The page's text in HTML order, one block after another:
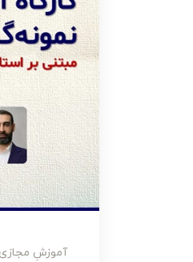
آموزشِ مجازی